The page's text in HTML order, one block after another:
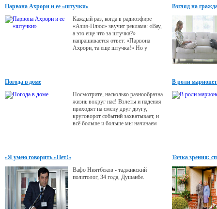
Парвона Ахрори и ее «штучки»
Каждый раз, когда в радиоэфире
«Азия-Плюс» звучит реклама: «Вау,
а это еще что за штучка?»
напрашивается ответ: «Парвона
Ахрори, та еще штучка!» Но у
Взгляд на
Погода в доме
Посмотрите, насколько разнообразна
жизнь вокруг нас! Взлеты и падения
приходят на смену друг другу,
круговорот событий захватывает, и
всё больше и больше мы начинаем
В роли
«Я умею говорить «Нет!»
Вафо Ниятбеков - таджикский
политолог, 34 года, Душанбе.
Точка зрения: